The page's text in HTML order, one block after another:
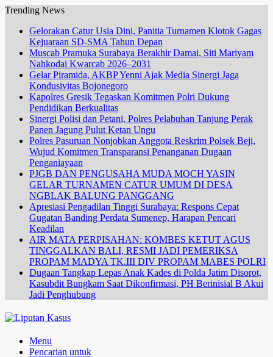
Trending News
Gelorakan Catur Usia Dini, Panitia Turnamen Klotok Gagas
Kejuaraan SD-SMA Tahun Depan
Muscab Pramuka Surabaya Berakhir Damai, Siti Mariyam
Nahkodai Kwarcab 2026–2031
Gelar Piramida, AKBP Yenni Ajak Media Sinergi Jaga
Kondusivitas Bojonegoro
Kapolres Gresik Tegaskan Komitmen Polri Dukung
Pendidikan Berkualitas
Sinergi Polisi dan Petani, Polres Pelabuhan Tanjung Perak
Panen Jagung Pulut Ketan Ungu
Polres Pasuruan Nonjobkan Anggota Reskrim Polsek Beji,
Wujud Komitmen Transparansi Penanganan Dugaan
Penganiayaan
PJGB DAN PENGUSAHA MUDA MOCH YASIN
GELAR TURNAMEN CATUR UMUM DI DESA
NGBLAK BALUNG PANGGANG
Apresiasi Pengadilan Tinggi Surabaya: Respons Cepat
Gugatan Banding Perdata Sumenep, Harapan Pencari
Keadilan
AIR MATA PERPISAHAN: KOMBES KETUT AGUS
TINGGALKAN BALI, RESMI JADI PEMERIKSA
PROPAM MADYA TK.III DIV PROPAM MABES POLRI
Dugaan Tangkap Lepas Anak Kades di Polda Jatim Disorot,
Kasubdit Bungkam Saat Dikonfirmasi, PH Berinisial B Akui
Jadi Penghubung
Menu
Pencarian untuk